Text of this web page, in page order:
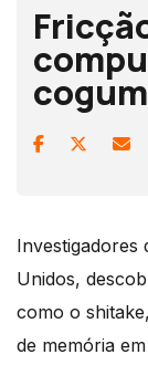
Investigadores
Unidos,
como o
de memória